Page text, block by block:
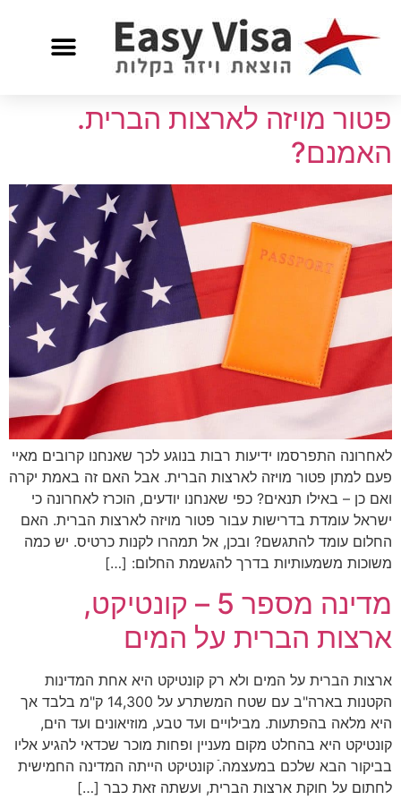
פטור מויזה לארצות הברית.
האמנם?
לאחרונה התפרסמו ידיעות רבות בנוגע לכך שאנחנו קרובים מאיי
פעם למתן פטור מויזה לארצות הברית. אבל האם זה באמת יקרה
ואם כן – באילו תנאים? כפי שאנחנו יודעים, הוכרז לאחרונה כי
ישראל עומדת בדרישות עבור פטור מויזה לארצות הברית. האם
החלום עומד להתגשם? ובכן, אל תמהרו לקנות כרטיס. יש כמה
משוכות משמעותיות בדרך להגשמת החלום: […]
מדינה מספר 5 – קונטיקט,
ארצות הברית על המים
ארצות הברית על המים ולא רק קונטיקט היא אחת המדינות
הקטנות בארה"ב עם שטח המשתרע על 14,300 ק"מ בלבד אך
היא מלאה בהפתעות. מבילויים ועד טבע, מוזיאונים ועד הים,
קונטיקט היא בהחלט מקום מעניין ופחות מוכר שכדאי להגיע אליו
בביקור הבא שלכם במעצמה.ֿ קונטיקט הייתה המדינה החמישית
לחתום על חוקת ארצות הברית, ועשתה זאת כבר […]